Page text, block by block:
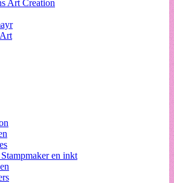
Art Creation
en inkt